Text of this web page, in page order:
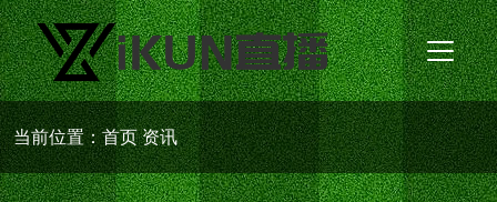
当前位置：首页资讯